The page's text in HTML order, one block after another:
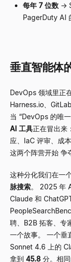
每年 7 位数 →
PagerDuty AI
垂直智能体
DevOps 领域里正
Harness.io、
当 “DevOps 的唯
AI 工具正在冒出来
应、IaC 评审、成
这两个阵营开始 争
这种分化我们在一
脉搜索。 2025 年
Claude 和
聘、B2B 拓客、专
一个故事。 一个垂
Sonnet 4.6 上的
拿到 45.8 分。相